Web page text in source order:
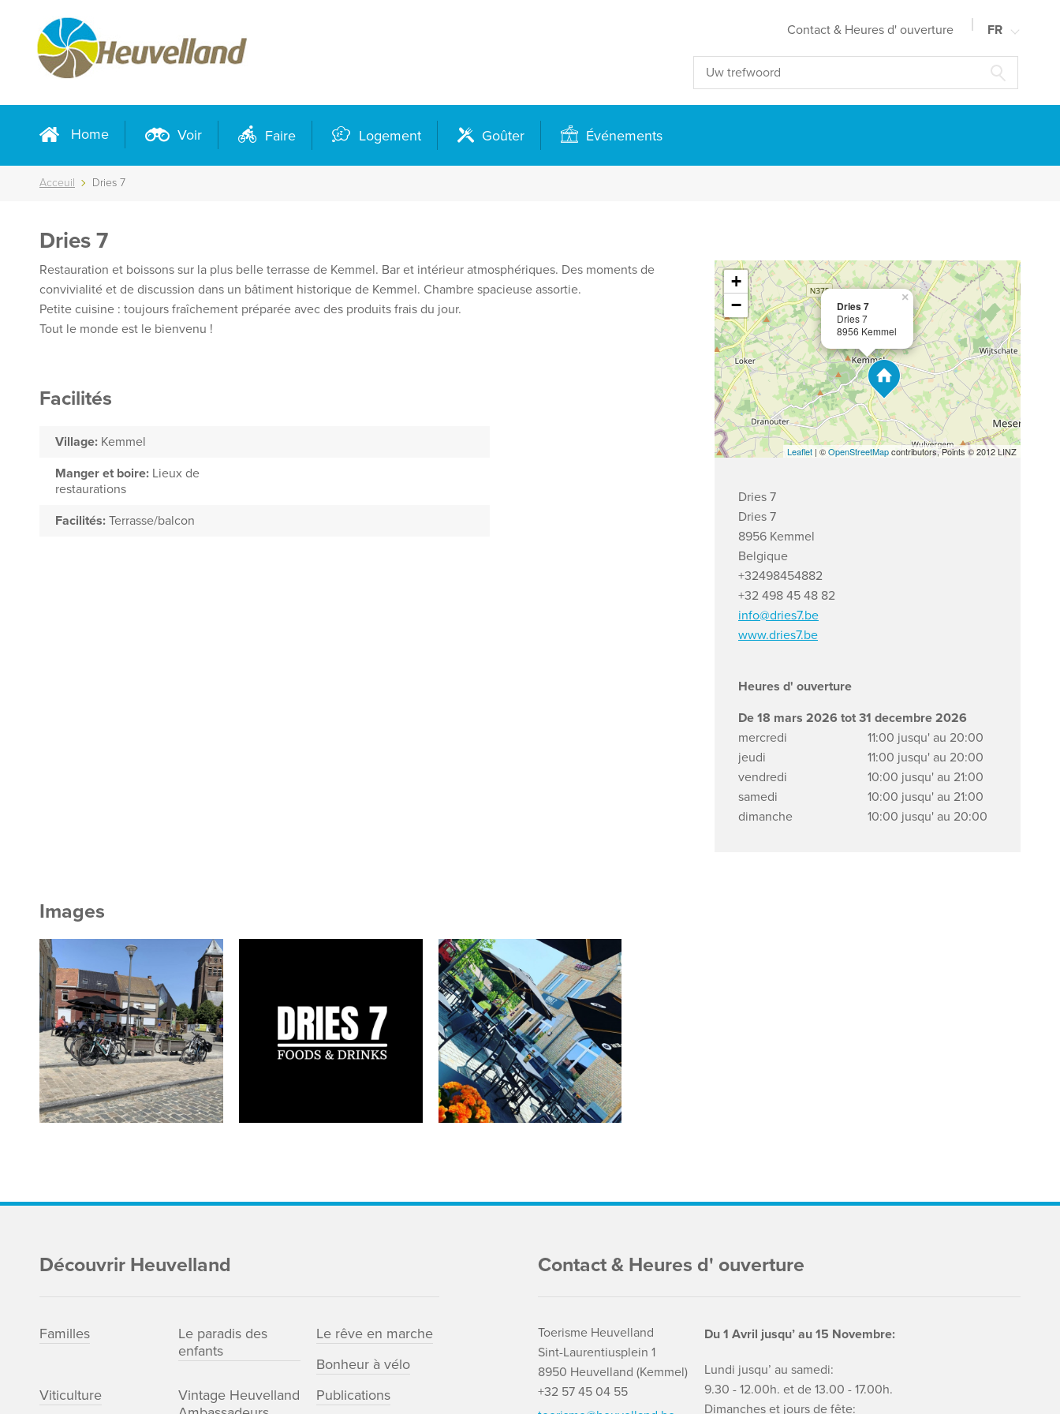
Contact & Heures d' ouverture FR
NL
Home Voir Faire Logement Goûter Événements
Acceuil Dries 7
Dries 7
Restauration et boissons sur la plus belle terrasse de Kemmel. Bar et intérieur atmosphériques. Des moments de
convivialité et de discussion dans un bâtiment historique de Kemmel. Chambre spacieuse assortie.
Petite cuisine : toujours fraîchement préparée avec des produits frais du jour.
Tout le monde est le bienvenu !
Facilités
Village: Kemmel
Manger et boire: Lieux de
restaurations
Facilités: Terrasse/balcon
Dries 7
Dries 7
8956 Kemmel
×
+
−
Leaflet | ©OpenStreetMapcontributors, Points © 2012 LINZ
Dries 7
Dries 7
8956 Kemmel
Belgique
+32498454882
+32 498 45 48 82
info@dries7.be
www.dries7.be
Heures d' ouverture
De 18 mars 2026 tot 31 decembre 2026
mercredi
11:00 jusqu' au 20:00
jeudi
11:00 jusqu' au 20:00
vendredi
10:00 jusqu' au 21:00
samedi
10:00 jusqu' au 21:00
dimanche
10:00 jusqu' au 20:00
Images
Découvrir Heuvelland
Familles
Le paradis des
enfants
Le rêve en marche
Bonheur à vélo
Viticulture
Vintage Heuvelland
Publications
Contact & Heures d' ouverture
Toerisme Heuvelland
Sint-Laurentiusplein 1
8950 Heuvelland (Kemmel)
+32 57 45 04 55
Du 1 Avril jusqu’ au 15 Novembre:
Lundi jusqu’ au samedi:
9.30 - 12.00h. et de 13.00 - 17.00h.
Dimanches et jours de fête: